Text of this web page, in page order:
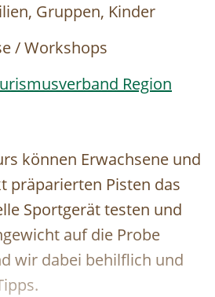
Gruppen, Kinder
/ Workshops
Region
können Erwachsene und
präparierten Pisten das
Sportgerät testen und
auf die Probe
wir dabei behilflich und